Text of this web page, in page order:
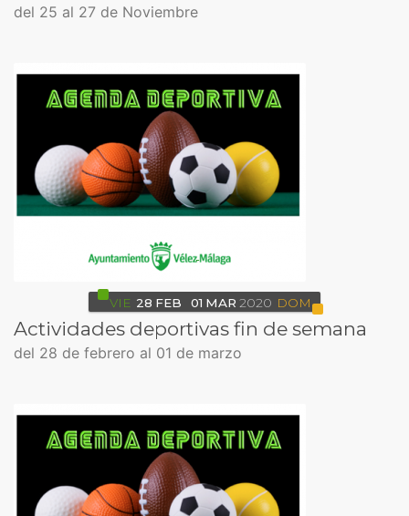
del 25 al 27 de Noviembre
VIE 28 FEB 01 MAR 2020 DOM
Actividades deportivas fin de semana
del 28 de febrero al 01 de marzo